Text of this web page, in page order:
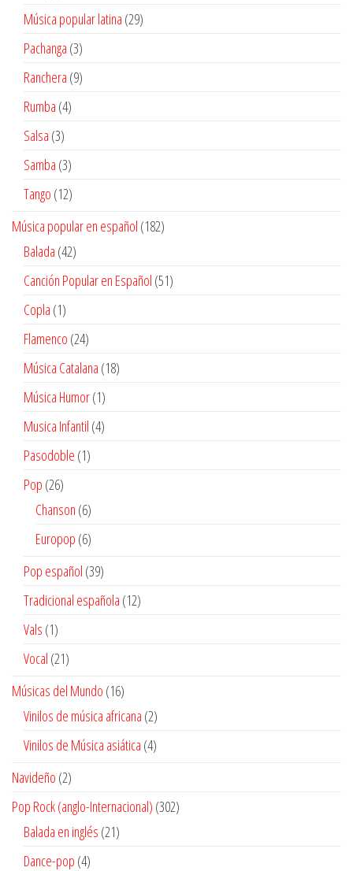
productos
Música popular latina 2929
Pachanga 33
productos
Ranchera 99
Rumba 44
Salsa 33
productos
Samba 33
productos
Tango 1212
Música popular en español 182182
Balada 4242
productos
Canción Popular en Español 5151
Copla 11
producto
Flamenco 2424
productos
Música Catalana 1818
Música Humor 11
producto
Musica Infantil 44
Pasodoble 11
Pop 2626
productos
Chanson 66
productos
Europop 66
Pop español 3939
productos
Tradicional española 1212
Vals 11
producto
Vocal 2121
Músicas del Mundo 1616
productos
Vinilos de música africana 22
productos
Vinilos de Música asiática 44
Navideño 22
productos
Pop Rock (anglo-Internacional) 302302
Balada en inglés 2121
Dance-pop 44